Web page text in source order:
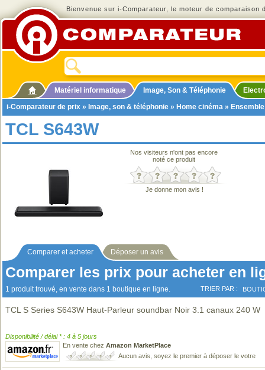
Bienvenue sur i-Comparateur, le moteur de comparaison
Matériel informatique Image, Son & Téléphonie
i-Comparateur de prix » Image, son & téléphonie » Home cinéma »
TCL S643W
Nos visiteurs n'ont pas encore
noté ce produit
Je donne mon avis !
Comparer et acheter Déposer un avis
Comparer les prix pour acheter en
1 produit trouvé, en vente dans 1 boutique en ligne. TRIER PAR :
TCL S Series S643W Haut-Parleur soundbar Noir 3.1 canaux 240 W
Disponibilité / délai * : 4 à 5 jours
En vente chez Amazon MarketPlace
Aucun avis, soyez le premier à déposer le votre